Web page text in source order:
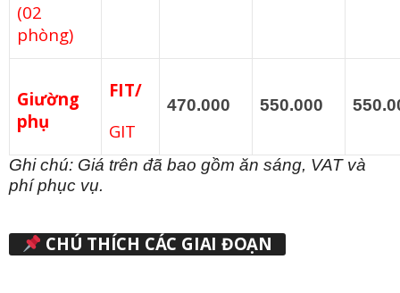
(02
phòng)
Giường
phụ
FIT/
GIT
470.000 550.000
Ghi chú: Giá trên đã bao gồm ăn sáng, VAT và
phí phục vụ.
CHÚ THÍCH CÁC GIAI ĐOẠN